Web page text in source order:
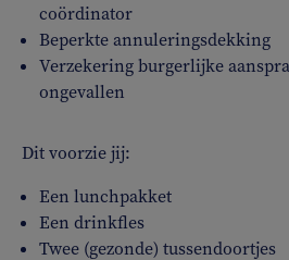
coördinator
Beperkte annuleringsdekking
Verzekering burgerlijke
ongevallen
Dit voorzie jij:
Een lunchpakket
Een drinkfles
Twee (gezonde) tussendoortjes